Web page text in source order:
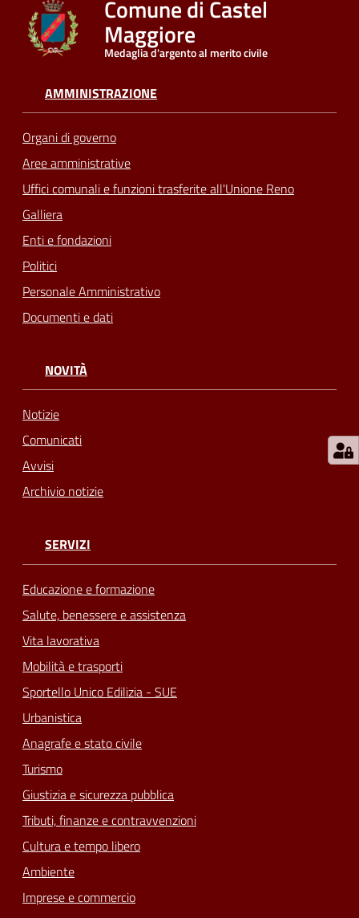
Seguici
Comune di Castel
Maggiore
Medaglia d'argento al merito civile
AMMINISTRAZIONE
Organi di governo
Aree amministrative
Uffici comunali e funzioni trasferite all'Unione Reno
Galliera
Enti e fondazioni
Politici
Personale Amministrativo
Documenti e dati
NOVITÀ
Notizie
Comunicati
Avvisi
Archivio notizie
SERVIZI
Educazione e formazione
Salute, benessere e assistenza
Vita lavorativa
Mobilità e trasporti
Sportello Unico Edilizia - SUE
Urbanistica
Anagrafe e stato civile
Turismo
Giustizia e sicurezza pubblica
Tributi, finanze e contravvenzioni
Cultura e tempo libero
Ambiente
Imprese e commercio